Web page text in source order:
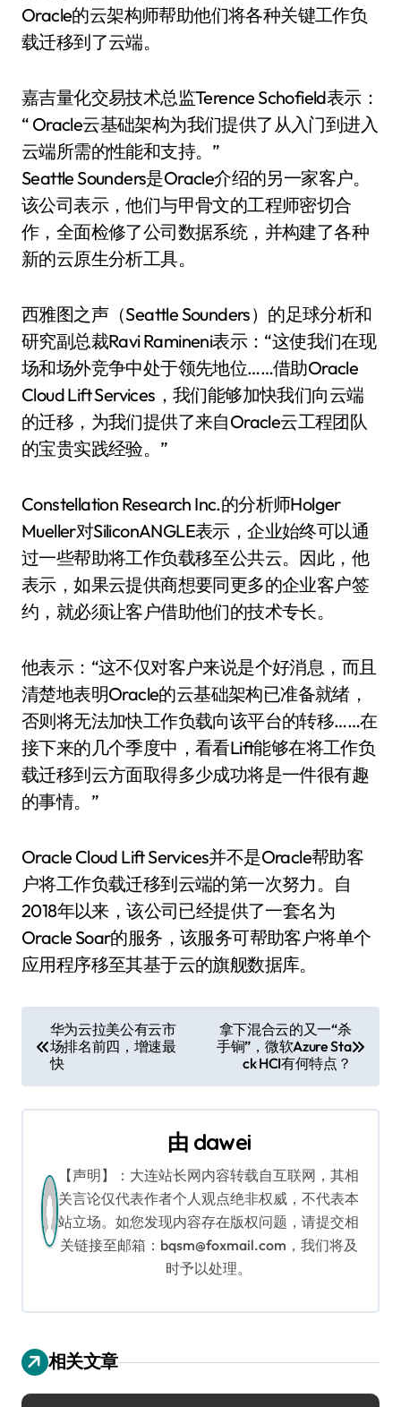
Oracle的云架构师帮助他们将各种关键工作负
载迁移到了云端。
嘉吉量化交易技术总监Terence Schofield表示：
“ Oracle云基础架构为我们提供了从入门到进入
云端所需的性能和支持。”
Seattle Sounders是Oracle介绍的另一家客户。
该公司表示，他们与甲骨文的工程师密切合
作，全面检修了公司数据系统，并构建了各种
新的云原生分析工具。
西雅图之声（Seattle Sounders）的足球分析和
研究副总裁Ravi Ramineni表示：“这使我们在现
场和场外竞争中处于领先地位……借助Oracle
Cloud Lift Services，我们能够加快我们向云端
的迁移，为我们提供了来自Oracle云工程团队
的宝贵实践经验。”
Constellation Research Inc.的分析师Holger
Mueller对SiliconANGLE表示，企业始终可以通
过一些帮助将工作负载移至公共云。因此，他
表示，如果云提供商想要同更多的企业客户签
约，就必须让客户借助他们的技术专长。
他表示：“这不仅对客户来说是个好消息，而且
清楚地表明Oracle的云基础架构已准备就绪，
否则将无法加快工作负载向该平台的转移……在
接下来的几个季度中，看看Lift能够在将工作负
载迁移到云方面取得多少成功将是一件很有趣
的事情。”
Oracle Cloud Lift Services并不是Oracle帮助客
户将工作负载迁移到云端的第一次努力。自
2018年以来，该公司已经提供了一套名为
Oracle Soar的服务，该服务可帮助客户将单个
应用程序移至其基于云的旗舰数据库。
章
导
华为云拉美公有云市
场排名前四，增速最
快
拿下混合云的又一“杀
手锏”，微软Azure Sta
ck HCI有何特点？
由 dawei
【声明】：大连站长网内容转载自互联网，其相
关言论仅代表作者个人观点绝非权威，不代表本
站立场。如您发现内容存在版权问题，请提交相
关链接至邮箱：bqsm@foxmail.com，我们将及
时予以处理。
相关文章